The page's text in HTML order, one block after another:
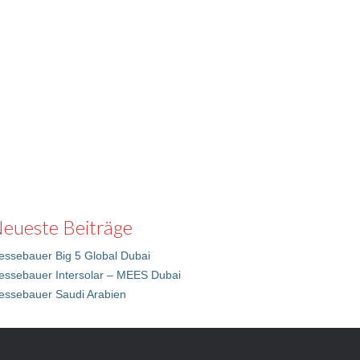
Beiträge
Big 5 Global Dubai
Intersolar – MEES Dubai
Saudi Arabien